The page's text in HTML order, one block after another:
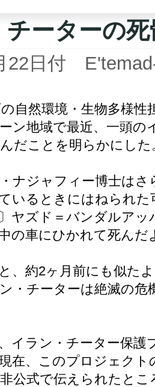
チーターの
22日付
の自然環境・生物多様
ン地域で最近、一頭の
だことを明らかにした
ナジャフィー博士はさ
いるときにはねられ
ヤズド＝バンダルア
の車にひかれて死んだ
、約2ヶ月前にも似た
・チーターは絶滅の
イラン・チーター保護
在、このプロジェク
公式で伝えられたと